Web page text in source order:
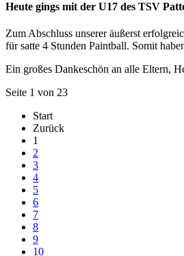
Heute gings mit der U17 des TSV
Zum Abschluss unserer äußerst
für satte 4 Stunden Paintball. Somit
Ein großes Dankeschön an alle Eltern,
Seite 1 von 23
Start
Zurück
1
2
3
4
5
6
7
8
9
10